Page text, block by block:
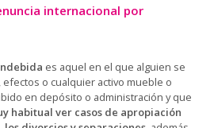
internacional por
es aquel en el que alguien se
o cualquier activo mueble o
en depósito o administración y que
habitual ver casos de apropiación